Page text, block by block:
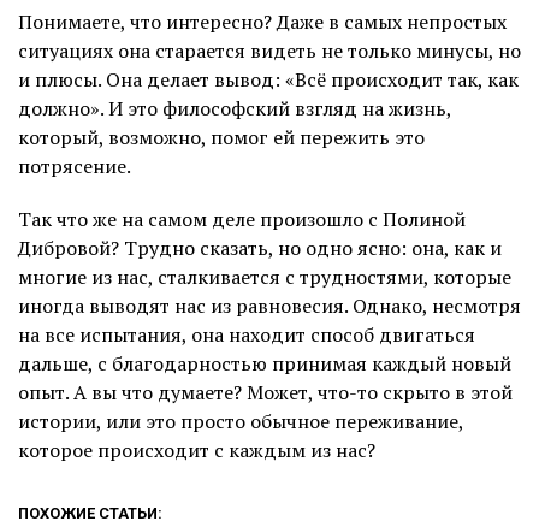
Понимаете, что интересно? Даже в самых непростых
ситуациях она старается видеть не только минусы, но
и плюсы. Она делает вывод: «Всё происходит так, как
должно». И это философский взгляд на жизнь,
который, возможно, помог ей пережить это
потрясение.
Так что же на самом деле произошло с Полиной
Дибровой? Трудно сказать, но одно ясно: она, как и
многие из нас, сталкивается с трудностями, которые
иногда выводят нас из равновесия. Однако, несмотря
на все испытания, она находит способ двигаться
дальше, с благодарностью принимая каждый новый
опыт. А вы что думаете? Может, что-то скрыто в этой
истории, или это просто обычное переживание,
которое происходит с каждым из нас?
ПОХОЖИЕ СТАТЬИ: